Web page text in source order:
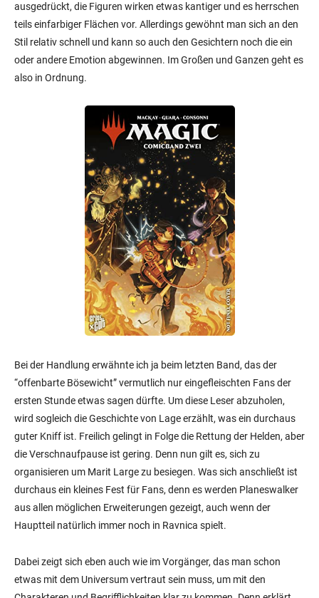
ausgedrückt, die Figuren wirken etwas kantiger und es herrschen
teils einfarbiger Flächen vor. Allerdings gewöhnt man sich an den
Stil relativ schnell und kann so auch den Gesichtern noch die ein
oder andere Emotion abgewinnen. Im Großen und Ganzen geht es
also in Ordnung.
Bei der Handlung erwähnte ich ja beim letzten Band, das der
“offenbarte Bösewicht” vermutlich nur eingefleischten Fans der
ersten Stunde etwas sagen dürfte. Um diese Leser abzuholen,
wird sogleich die Geschichte von Lage erzählt, was ein durchaus
guter Kniff ist. Freilich gelingt in Folge die Rettung der Helden, aber
die Verschnaufpause ist gering. Denn nun gilt es, sich zu
organisieren um Marit Large zu besiegen. Was sich anschließt ist
durchaus ein kleines Fest für Fans, denn es werden Planeswalker
aus allen möglichen Erweiterungen gezeigt, auch wenn der
Hauptteil natürlich immer noch in Ravnica spielt.
Dabei zeigt sich eben auch wie im Vorgänger, das man schon
etwas mit dem Universum vertraut sein muss, um mit den